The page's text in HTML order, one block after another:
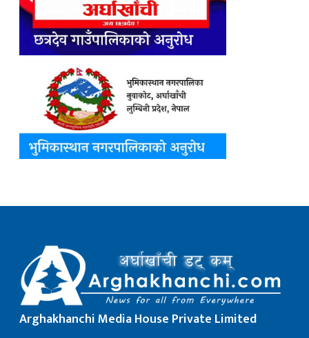
Arghakhanchi Media House Private Limited